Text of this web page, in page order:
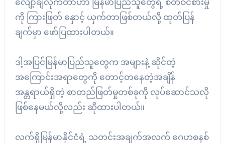
လျော့ချလိုက်တာဟာ မြန်မာပြည်သူတွေရဲ့ စိတ်ဝင်စားမှု
ကို ကြားဖြတ် နှောင့် ယှက်တာဖြစ်တယ်လို့ ထုတ်ပြန်
ချက်မှာ ဖော်ပြထားပါတယ်။
ဒါ့အပြင်မြန်မာပြည်သူတွေက အများနဲ့ ဆိုင်တဲ့
အကြောင်းအရာတွေကို တောင့်တနေတဲ့အချိန်
အန္တရာယ်ရှိတဲ့ စာတည်ဖြတ်မှုတစ်ခုကို လုပ်ဆောင်သလို
ဖြစ်နေမယ်လို့လည်း ဆိုထားပါတယ်။
လက်ရှိမြန်မာနိုင်ငံရဲ့ သတင်းအချက်အလက် ဂေဟစနစ်